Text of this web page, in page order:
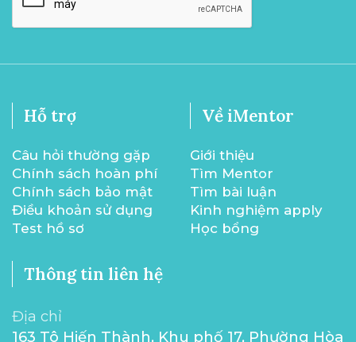
Hỗ trợ
Câu hỏi thường gặp
Chính sách hoàn phí
Chính sách bảo mật
Điều khoản sử dụng
Test hồ sơ
Về iMentor
Giới thiệu
Tìm Mentor
Tìm bài luận
Kinh nghiệm apply
Học bổng
Thông tin liên hệ
Địa chỉ
163 Tô Hiến Thành, Khu phố 17, Phường Hòa